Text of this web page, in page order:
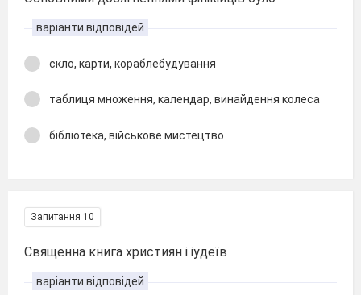
варіанти відповідей
скло, карти, кораблебудування
таблиця множення, календар, винайдення колеса
бібліотека, військове мистецтво
Запитання 10
Священна книга християн і іудеїв
варіанти відповідей